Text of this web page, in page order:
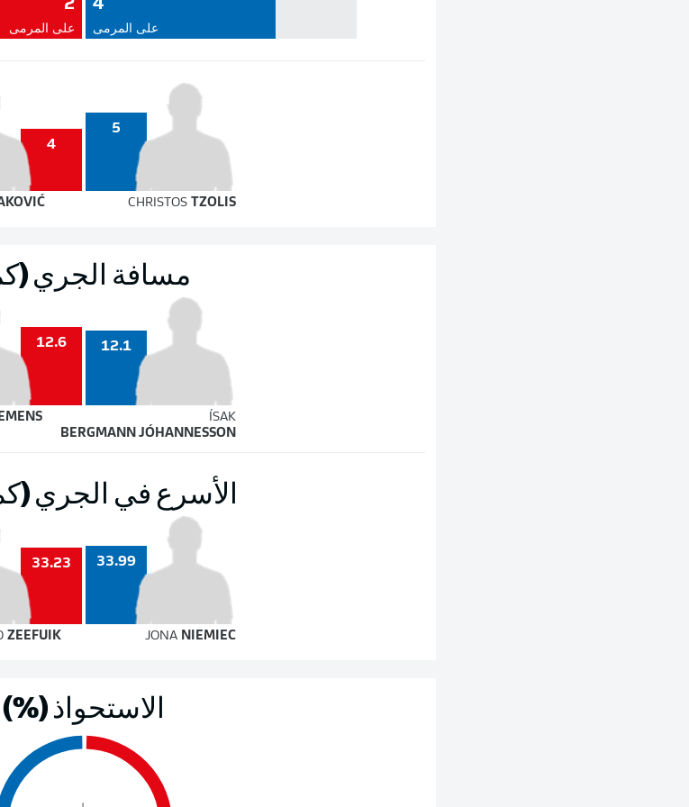
4
على المرمى
2
على المرمى
5
4
CHRISTOS TZOLIS
مسافة الجري
12.1
12.6
ÍSAK
BERGMANN JÓHANNESSON
الأسرع في الجري
33.99
33.23
ZEEFUIK JONA NIEMIEC
الاستحواذ (%)